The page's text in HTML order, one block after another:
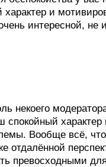
и
интересной, не
некоего
характер
Вообще всё,
превосходными